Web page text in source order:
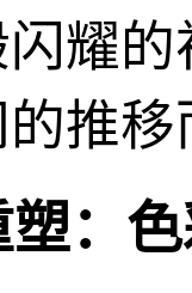
耀
推
塑：